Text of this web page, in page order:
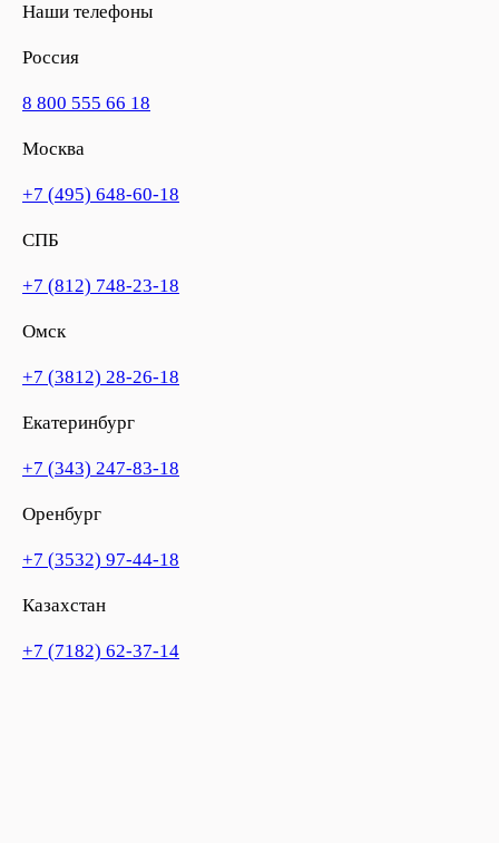
Наши телефоны
Россия
8 800 555 66 18
Москва
+7 (495) 648-60-18
СПБ
+7 (812) 748-23-18
Омск
+7 (3812) 28-26-18
Екатеринбург
+7 (343) 247-83-18
Оренбург
+7 (3532) 97-44-18
Казахстан
+7 (7182) 62-37-14